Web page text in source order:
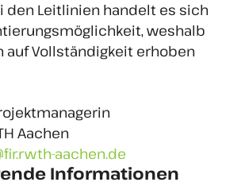
den Leitlinien handelt es sich
weshalb
auf Vollständigkeit erhoben
Aachen
aachen.de
Informationen